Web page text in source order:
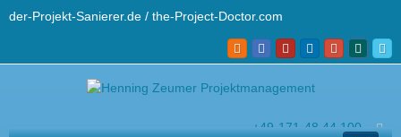
der-Projekt-Sanierer.de / the-Project-Doctor.com
+49-171-48 44 100